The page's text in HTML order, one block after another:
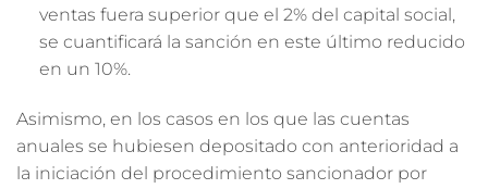
ventas fuera superior que el 2% del capital social,
se cuantificará la sanción en este último reducido
en un 10%.
Asimismo, en los casos en los que las cuentas
anuales se hubiesen depositado con anterioridad a
la iniciación del procedimiento sancionador por